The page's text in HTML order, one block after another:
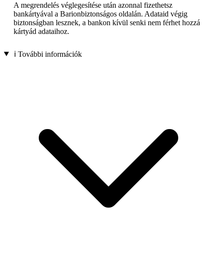
A megrendelés véglegesítése után azonnal fizethetsz
bankártyával a Barionbiztonságos oldalán. Adataid végig
biztonságban lesznek, a bankon kívül senki nem férhet hozzá
kártyád adataihoz.
ℹ️ További információk